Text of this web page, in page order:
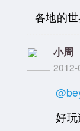
各地的
小周
2012-
好